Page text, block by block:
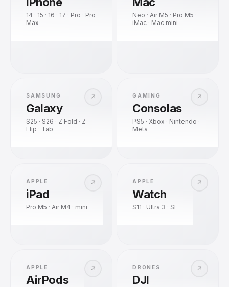
14 · 15 · 16 · 17 · Pro · Pro
Max
Neo · Air M5 · Pro M5 ·
iMac · Mac mini
↗
SAMSUNG
Galaxy
S25 · S26 · Z Fold · Z
Flip · Tab
↗
GAMING
Consolas
PS5 · Xbox · Nintendo ·
Meta
↗
APPLE
iPad
Pro M5 · Air M4 · mini
↗
APPLE
Watch
S11 · Ultra 3 · SE
↗
APPLE
AirPods
↗
DRONES
DJI